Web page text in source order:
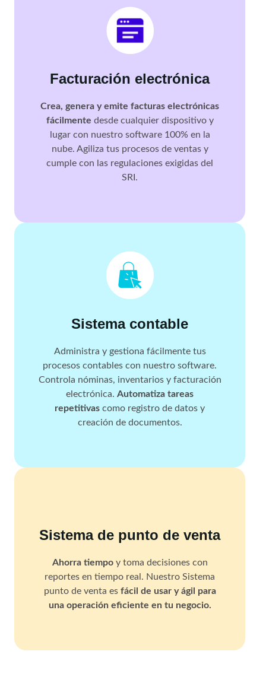
Facturación electrónica
Crea, genera y emite facturas electrónicas
fácilmente desde cualquier dispositivo y
lugar con nuestro software 100% en la
nube. Agiliza tus procesos de ventas y
cumple con las regulaciones exigidas del
SRI.
Sistema contable
Administra y gestiona fácilmente tus
procesos contables con nuestro software.
Controla nóminas, inventarios y facturación
electrónica.Automatiza tareas
repetitivas como registro de datos y
creación de documentos.
Sistema de punto de venta
Ahorra tiempoy toma decisiones con
reportes en tiempo real. Nuestro Sistema
punto de venta es fácil de usar y ágil para
una operación eficiente en tu negocio.